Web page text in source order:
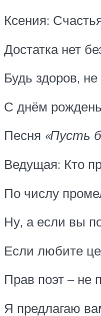
Ксения:
Достатка нет
Будь здоров,
С днём
Песня «Пусть
Ведущая: Кто
По числу
Ну, а если вы
Если любите
Прав поэт – не
Я предлагаю